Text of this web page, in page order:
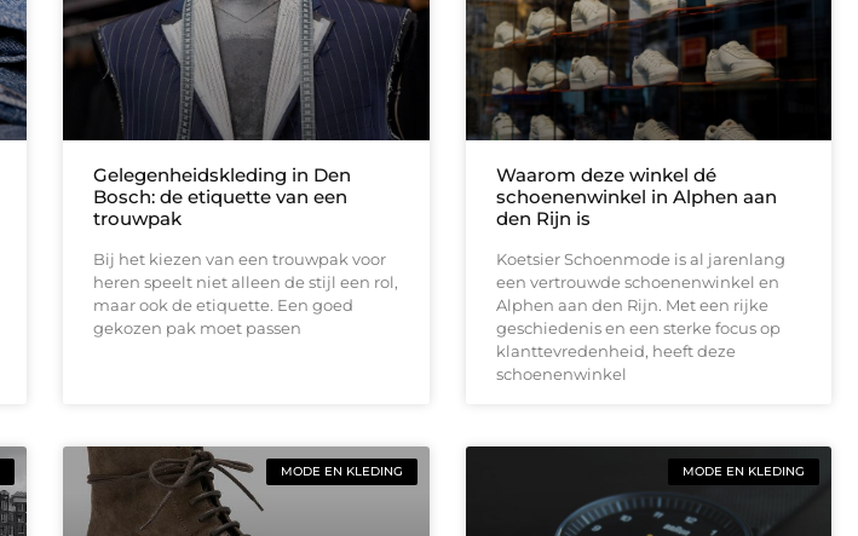
Gelegenheidskleding in Den
Bosch: de etiquette van een
trouwpak
Bij het kiezen van een trouwpak voor
heren speelt niet alleen de stijl een rol,
maar ook de etiquette. Een goed
gekozen pak moet passen
Waarom deze winkel dé
schoenenwinkel in Alphen aan
den Rijn is
Koetsier Schoenmode is al jarenlang
een vertrouwde schoenenwinkel en
Alphen aan den Rijn. Met een rijke
geschiedenis en een sterke focus op
klanttevredenheid, heeft deze
schoenenwinkel
MODE EN KLEDING MODE EN KLEDING